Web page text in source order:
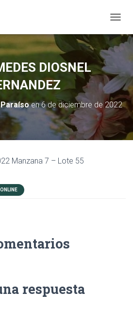
A
M
A
R
M
O
D
O
D
E
DIOSNEL
en6 de diciembre de 2022
Manzana 7 – Lote 55
respuesta